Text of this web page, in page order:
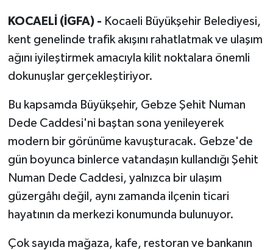
KOCAELİ (İGFA) - Kocaeli Büyükşehir Belediyesi,
kent genelinde trafik akışını rahatlatmak ve ulaşım
ağını iyileştirmek amacıyla kilit noktalara önemli
dokunuşlar gerçekleştiriyor.
Bu kapsamda Büyükşehir, Gebze Şehit Numan
Dede Caddesi'ni baştan sona yenileyerek
modern bir görünüme kavuşturacak. Gebze'de
gün boyunca binlerce vatandaşın kullandığı Şehit
Numan Dede Caddesi, yalnızca bir ulaşım
güzergâhı değil, aynı zamanda ilçenin ticari
hayatının da merkezi konumunda bulunuyor.
Çok sayıda mağaza, kafe, restoran ve bankanın